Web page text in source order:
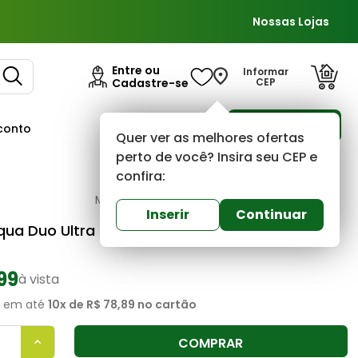
Nossas Lojas
Entre ou
Cadastre-se
Informar
CEP
Quer ver as melhores ofertas
perto de você? Insira seu CEP e
confira:
Inserir Continuar
Lorenzetti 0 (0)
Duo Ultra 6800W 220V Branco e Cromado
à vista
em até 10x de R$ 78,89 no cartão
COMPRAR